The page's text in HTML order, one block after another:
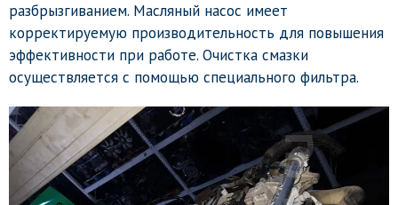
разбрызгиванием. Масляный насос имеет
корректируемую производительность для повышения
эффективности при работе. Очистка смазки
осуществляется с помощью специального фильтра.